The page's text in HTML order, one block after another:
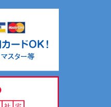
ため
号、Ｅメールアドレス等
の上、提供します。
種類、属性
おける相手方